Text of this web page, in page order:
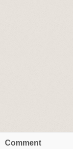
Comment